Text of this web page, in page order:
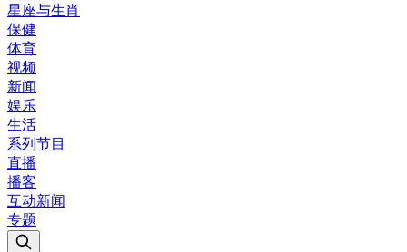
星座与生肖
保健
体育
视频
新闻
娱乐
生活
系列节目
直播
播客
互动新闻
专题